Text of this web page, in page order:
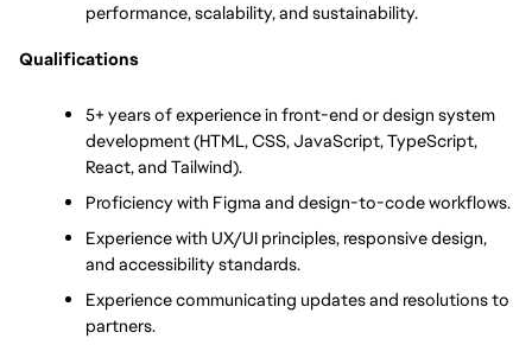
performance, scalability, and sustainability.
Qualifications
5+ years of experience in front-end or design system
development (HTML, CSS, JavaScript, TypeScript,
React, and Tailwind).
Proficiency with Figma and design-to-code workflows.
Experience with UX/UI principles, responsive design,
and accessibility standards.
Experience communicating updates and resolutions to
partners.